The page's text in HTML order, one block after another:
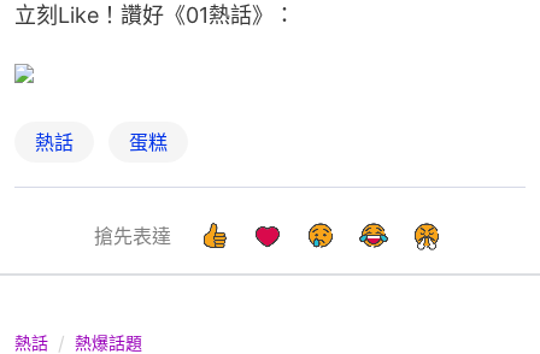
立刻Like！讚好《01熱話》：
熱話 蛋糕
搶先表達
熱話 熱爆話題